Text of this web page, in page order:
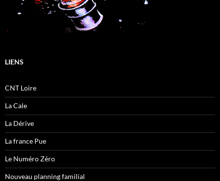
LIENS
CNT Loire
La Cale
La Dérive
La france Pue
Le Numéro Zéro
Nouveau planning familial